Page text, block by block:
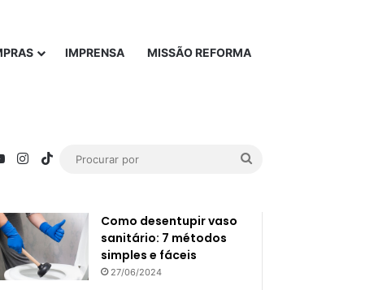
IMPRENSA MISSÃO REFORMA
YouTubeInstagram
TikTok
Popular
Como desentupir vaso
sanitário: 7 métodos
simples e fáceis
27/06/2024